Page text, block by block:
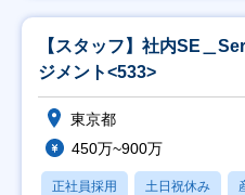
【スタッフ】社内SE＿
ジメント<533>
東京都
450万~900万
正社員採用 土日祝休み